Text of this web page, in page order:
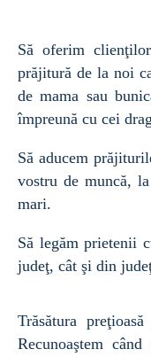
Să oferim
prăjitură de la noi
de mama sau
împreună cu cei
Să aducem
vostru de muncă,
mari.
Să legăm prietenii
judeţ, cât şi din
Trăsătura
Recunoaştem